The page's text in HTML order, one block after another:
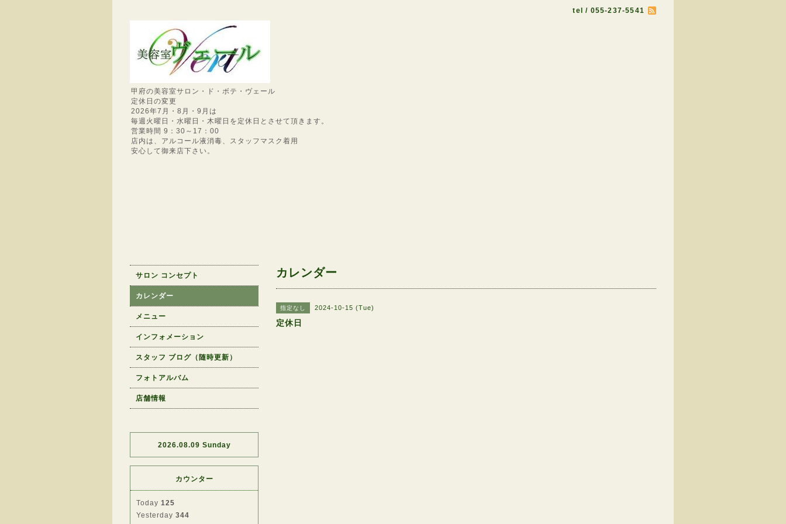
tel / 055-237-5541
甲府の美容室サロン・ド・ボテ・ヴェール
定休日の変更
2026年7月・8月・9月は
毎週火曜日・水曜日・木曜日を定休日とさせて頂きます。
営業時間 9：30～17：00
店内は、アルコール液消毒、スタッフマスク着用
安心して御来店下さい。
カレンダー
指定なし 2024-10-15 (Tue)
定休日
サロン コンセプト
カレンダー
メニュー
インフォメーション
スタッフ ブログ（随時更新）
フォトアルバム
店舗情報
2026.08.09 Sunday
カウンター
Today 125
Yesterday 344